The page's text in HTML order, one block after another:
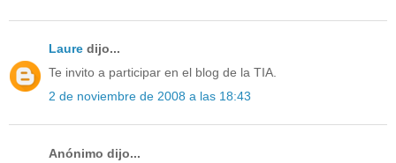
Laure dijo...
Te invito a participar en el blog de la TIA.
2 de noviembre de 2008 a las 18:43
Anónimo dijo...